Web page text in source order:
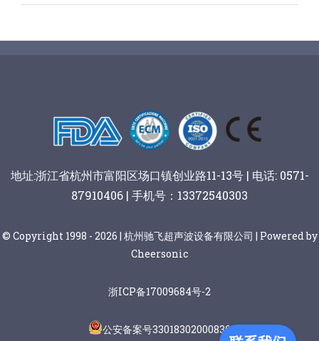
地址:浙江省杭州市富阳区场口镇创业路11-13号 | 电话: 0571-
87910406 | 手机号：13372540303
© Copyright 1998 - 2026 | 杭州驰飞超声波设备有限公司 | Powered by
Cheersonic
浙ICP备17009684号-2
公安备案号33018302000836